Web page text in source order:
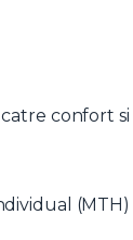
confort si
(MTH)